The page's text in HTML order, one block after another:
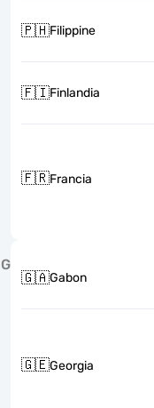
🇵🇭Filippine
🇫🇮Finlandia
🇫🇷Francia
G
🇬🇦Gabon
🇬🇪Georgia